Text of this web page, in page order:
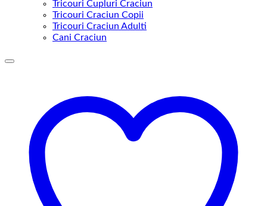
Tricouri Cupluri Craciun
Tricouri Craciun Copii
Tricouri Craciun Adulti
Cani Craciun